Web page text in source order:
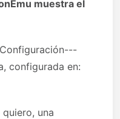
muestra el
configurada en:
una